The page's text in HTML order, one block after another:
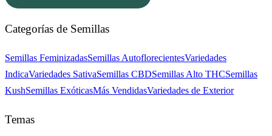
Categorías de Semillas
Semillas FeminizadasSemillas AutoflorecientesVariedades
IndicaVariedades SativaSemillas CBDSemillas Alto THCSemillas
KushSemillas ExóticasMás VendidasVariedades de Exterior
Temas